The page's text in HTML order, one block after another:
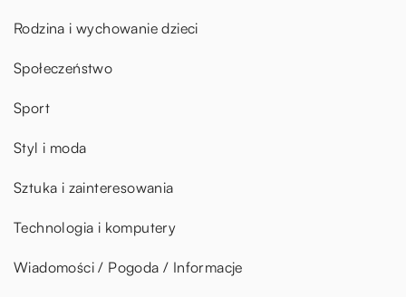
Rodzina i wychowanie dzieci
Społeczeństwo
Sport
Styl i moda
Sztuka i zainteresowania
Technologia i komputery
Wiadomości / Pogoda / Informacje